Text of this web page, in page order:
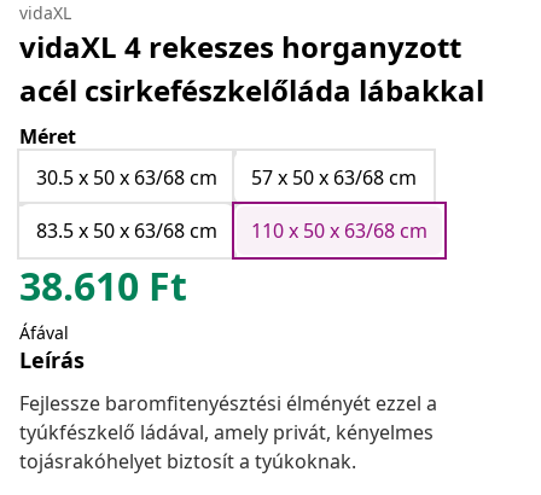
vidaXL
vidaXL 4 rekeszes horganyzott
acél csirkefészkelőláda lábakkal
Méret
30.5 x 50 x 63/68 cm
57 x 50 x 63/68 cm
83.5 x 50 x 63/68 cm
110 x 50 x 63/68 cm
38.610 Ft
Áfával
Leírás
Fejlessze baromfitenyésztési élményét ezzel a
tyúkfészkelő ládával, amely privát, kényelmes
tojásrakóhelyet biztosít a tyúkoknak.